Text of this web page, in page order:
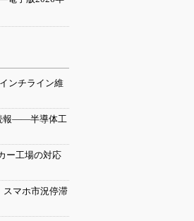
ンチライン維
報――半導体工
ー工場の対応
スマホ市況停滞